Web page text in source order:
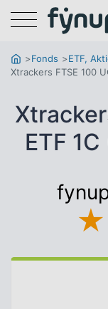
Menu
Fonds ETF,
Xtrackers FTSE 100
ETF
★